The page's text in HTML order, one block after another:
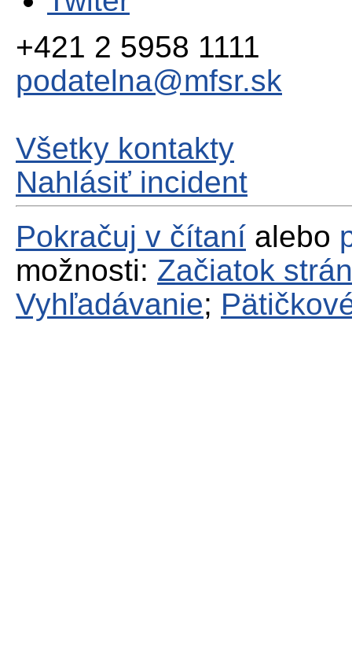
+421 2 5958 1111
podatelna@mfsr.sk
Všetky kontakty
Nahlásiť incident
Pokračuj v čítaní alebo
možnosti: Začiatok
Vyhľadávanie;